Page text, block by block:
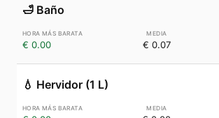
🛁 Baño
€ 0.00 € 0.07
💧 Hervidor (1 L)